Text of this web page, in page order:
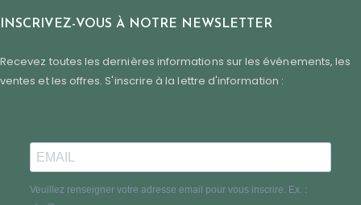
INSCRIVEZ-VOUS À NOTRE NEWSLETTER
Recevez toutes les dernières informations sur les événements, les
ventes et les offres. S'inscrire à la lettre d'information :
Veuillez renseigner votre adresse email pour vous inscrire. Ex. :